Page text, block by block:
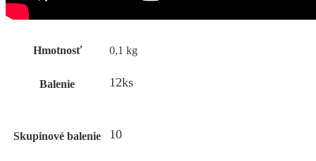
Hmotnosť 0,1 kg
Balenie 12ks
Skupinové balenie 10